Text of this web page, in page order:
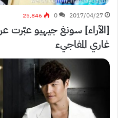
2017/04/27
0 25٬846
[الآراء] سونغ جيهيو عبّرت
غاري المفاجيء